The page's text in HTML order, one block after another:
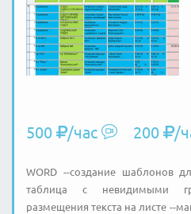
500 /час 200 /
WORD --создание шаблонов
таблица с невидимыми
размещения текста на листе --